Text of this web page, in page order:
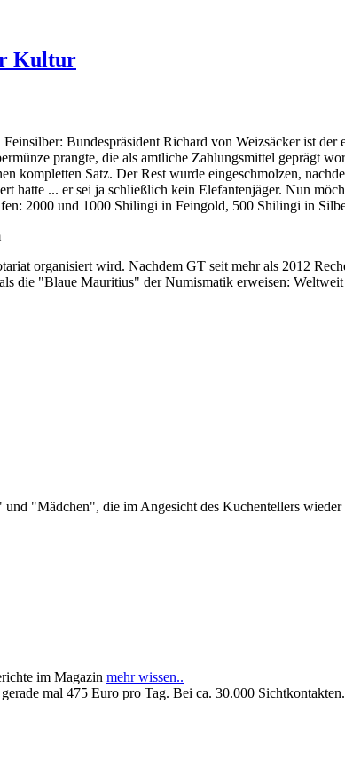
Kultur
Bundespräsident Richard von Weizsäcker ist der
prangte, die als amtliche Zahlungsmittel geprägt
kompletten Satz. Der Rest wurde eingeschmolzen,
hatte ... er sei ja schließlich kein Elefantenjäger. Nun
2000 und 1000 Shilingi in Feingold, 500 Shilingi in
organisiert wird. Nachdem GT seit mehr als 2012
die "Blaue Mauritius" der Numismatik erweisen:
und "Mädchen", die im Angesicht des Kuchentellers
im Magazin mehr wissen..
mal 475 Euro pro Tag. Bei ca. 30.000